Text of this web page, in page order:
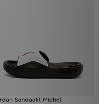
Sandaalit Miehet